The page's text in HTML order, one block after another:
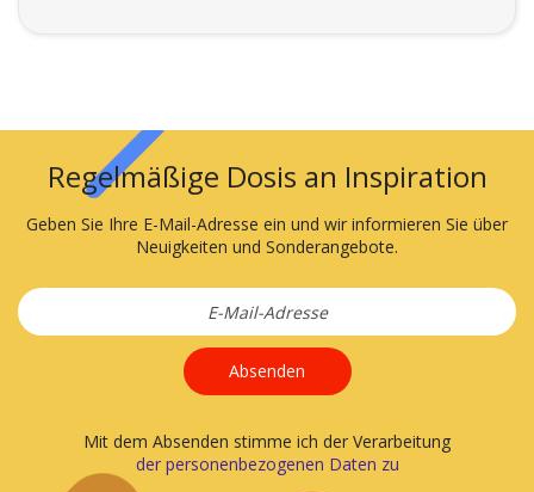
Regelmäßige Dosis an Inspiration
Geben Sie Ihre E-Mail-Adresse ein und wir informieren Sie über
Neuigkeiten und Sonderangebote.
Absenden
Mit dem Absenden stimme ich der Verarbeitung
der personenbezogenen Daten zu